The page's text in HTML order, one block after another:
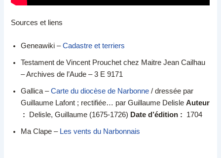
Sources et liens
Geneawiki –Cadastre et terriers
Testament de Vincent Prouchet chez Maitre Jean Cailhau
– Archives de l’Aude – 3 E 9171
Gallica –Carte du diocèse de Narbonne / dressée par
Guillaume Lafont ; rectifiée… par Guillaume DelisleAuteur
: Delisle, Guillaume (1675-1726) Date d’édition : 1704
Ma Clape – Les vents du Narbonnais